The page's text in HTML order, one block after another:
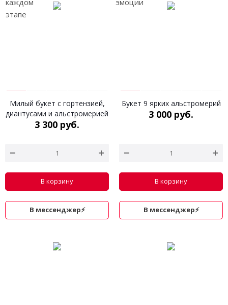
Милый букет с гортензией,
диантусами и альстромерией
3 300 руб.
В корзину
В мессенджер⚡
Букет 9 ярких альстромерий
3 000 руб.
В корзину
В мессенджер⚡